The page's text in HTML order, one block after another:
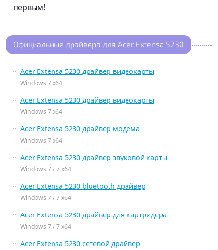
первым!
Официальные драйвера для Acer Extensa 5230
Acer Extensa 5230 драйвер видеокарты
Windows 7 x64
Acer Extensa 5230 драйвер видеокарты
Windows 7 x64
Acer Extensa 5230 драйвер модема
Windows 7 x64
Acer Extensa 5230 драйвер звуковой карты
Windows 7 / 7 x64
Acer Extensa 5230 bluetooth драйвер
Windows 7 / 7 x64
Acer Extensa 5230 драйвер для картридера
Windows 7 / 7 x64
Acer Extensa 5230 сетевой драйвер